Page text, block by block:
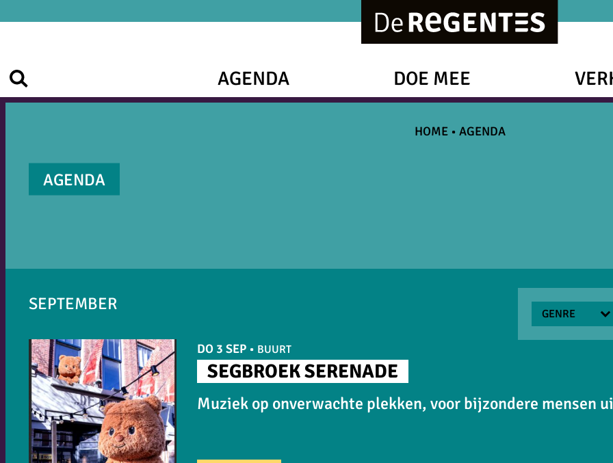
AGENDA DOE MEE
HOME• AGENDA
AGENDA
GENRE
BUURT
SEPTEMBER
DO 3 SEP • BUURT
SEGBROEK SERENADE
Muziek op onverwachte plekken, voor bijzondere mensen